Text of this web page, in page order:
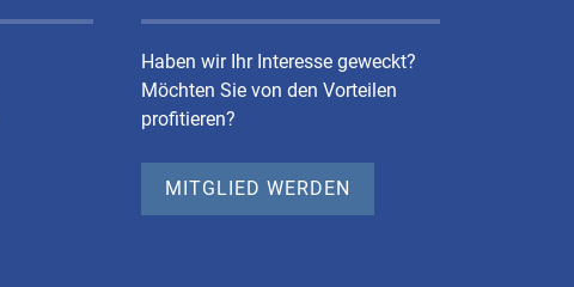
Haben wir Ihr Interesse geweckt?
Möchten Sie von den Vorteilen
profitieren?
MITGLIED WERDEN